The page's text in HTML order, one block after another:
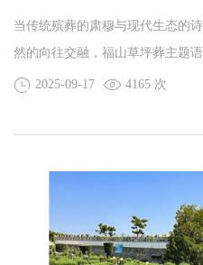
当传统殡葬的肃穆与现代生态的
然的向往交融，福山草坪葬主题
文化找到了最美的表达。9月11日
情启幕。
2025-09-17 4165 次